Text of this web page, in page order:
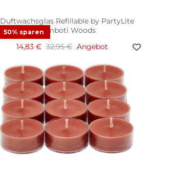
Duftwachsglas Refillable by PartyLite
Tamboti Woods
14,83 € 32,95 € Angebot
50% sparen